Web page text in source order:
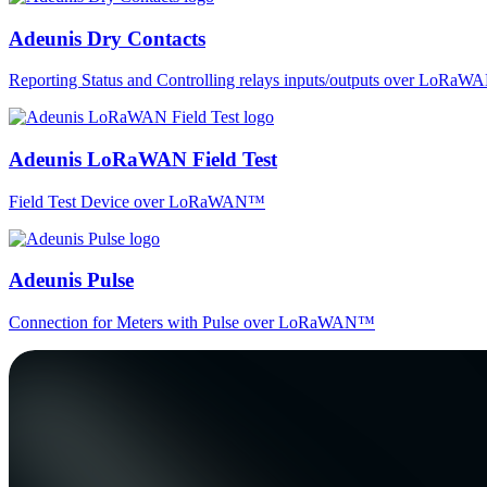
Adeunis Dry Contacts
Reporting Status and Controlling relays inputs/outputs over
Adeunis LoRaWAN Field Test
Field Test Device over LoRaWAN™
Adeunis Pulse
Connection for Meters with Pulse over LoRaWAN™